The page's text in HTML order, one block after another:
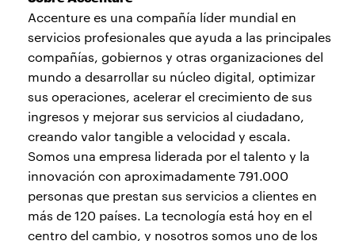
Accenture es una compañía líder mundial en
servicios profesionales que ayuda a las principales
compañías, gobiernos y otras organizaciones del
mundo a desarrollar su núcleo digital, optimizar
sus operaciones, acelerar el crecimiento de sus
ingresos y mejorar sus servicios al ciudadano,
creando valor tangible a velocidad y escala.
Somos una empresa liderada por el talento y la
innovación con aproximadamente 791.000
personas que prestan sus servicios a clientes en
más de 120 países. La tecnología está hoy en el
centro del cambio, y nosotros somos uno de los